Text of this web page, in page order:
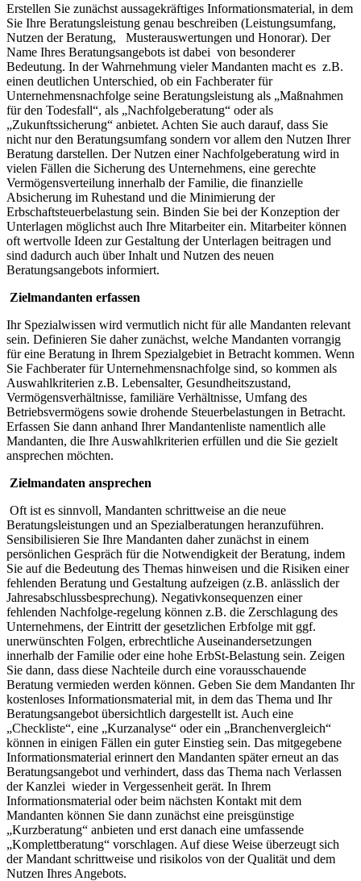
Erstellen Sie zunächst aussagekräftiges Informationsmaterial, in dem
Sie Ihre Beratungsleistung genau beschreiben (Leistungsumfang,
Nutzen der Beratung, Musterauswertungen und Honorar). Der
Name Ihres Beratungsangebots ist dabei von besonderer
Bedeutung. In der Wahrnehmung vieler Mandanten macht es z.B.
einen deutlichen Unterschied, ob ein Fachberater für
Unternehmensnachfolge seine Beratungsleistung als „Maßnahmen
für den Todesfall“, als „Nachfolgeberatung“ oder als
„Zukunftssicherung“ anbietet. Achten Sie auch darauf, dass Sie
nicht nur den Beratungsumfang sondern vor allem den Nutzen Ihrer
Beratung darstellen. Der Nutzen einer Nachfolgeberatung wird in
vielen Fällen die Sicherung des Unternehmens, eine gerechte
Vermögensverteilung innerhalb der Familie, die finanzielle
Absicherung im Ruhestand und die Minimierung der
Erbschaftsteuerbelastung sein. Binden Sie bei der Konzeption der
Unterlagen möglichst auch Ihre Mitarbeiter ein. Mitarbeiter können
oft wertvolle Ideen zur Gestaltung der Unterlagen beitragen und
sind dadurch auch über Inhalt und Nutzen des neuen
Beratungsangebots informiert.
Zielmandanten erfassen
Ihr Spezialwissen wird vermutlich nicht für alle Mandanten relevant
sein. Definieren Sie daher zunächst, welche Mandanten vorrangig
für eine Beratung in Ihrem Spezialgebiet in Betracht kommen. Wenn
Sie Fachberater für Unternehmensnachfolge sind, so kommen als
Auswahlkriterien z.B. Lebensalter, Gesundheitszustand,
Vermögensverhältnisse, familiäre Verhältnisse, Umfang des
Betriebsvermögens sowie drohende Steuerbelastungen in Betracht.
Erfassen Sie dann anhand Ihrer Mandantenliste namentlich alle
Mandanten, die Ihre Auswahlkriterien erfüllen und die Sie gezielt
ansprechen möchten.
Zielmandaten ansprechen
Oft ist es sinnvoll, Mandanten schrittweise an die neue
Beratungsleistungen und an Spezialberatungen heranzuführen.
Sensibilisieren Sie Ihre Mandanten daher zunächst in einem
persönlichen Gespräch für die Notwendigkeit der Beratung, indem
Sie auf die Bedeutung des Themas hinweisen und die Risiken einer
fehlenden Beratung und Gestaltung aufzeigen (z.B. anlässlich der
Jahresabschlussbesprechung). Negativkonsequenzen einer
fehlenden Nachfolge-regelung können z.B. die Zerschlagung des
Unternehmens, der Eintritt der gesetzlichen Erbfolge mit ggf.
unerwünschten Folgen, erbrechtliche Auseinandersetzungen
innerhalb der Familie oder eine hohe ErbSt-Belastung sein. Zeigen
Sie dann, dass diese Nachteile durch eine vorausschauende
Beratung vermieden werden können. Geben Sie dem Mandanten Ihr
kostenloses Informationsmaterial mit, in dem das Thema und Ihr
Beratungsangebot übersichtlich dargestellt ist. Auch eine
„Checkliste“, eine „Kurzanalyse“ oder ein „Branchenvergleich“
können in einigen Fällen ein guter Einstieg sein. Das mitgegebene
Informationsmaterial erinnert den Mandanten später erneut an das
Beratungsangebot und verhindert, dass das Thema nach Verlassen
der Kanzlei wieder in Vergessenheit gerät. In Ihrem
Informationsmaterial oder beim nächsten Kontakt mit dem
Mandanten können Sie dann zunächst eine preisgünstige
„Kurzberatung“ anbieten und erst danach eine umfassende
„Komplettberatung“ vorschlagen. Auf diese Weise überzeugt sich
der Mandant schrittweise und risikolos von der Qualität und dem
Nutzen Ihres Angebots.